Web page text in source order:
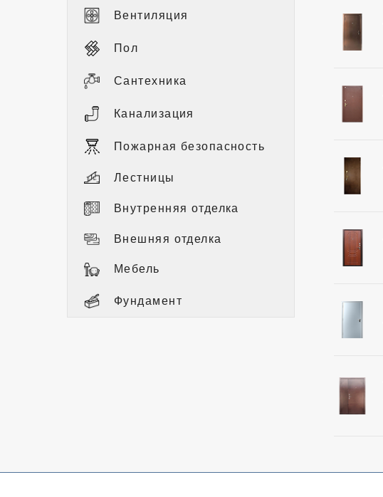
Вентиляция
Пол
Сантехника
Канализация
Пожарная безопасность
Лестницы
Внутренняя отделка
Внешняя отделка
Мебель
Фундамент